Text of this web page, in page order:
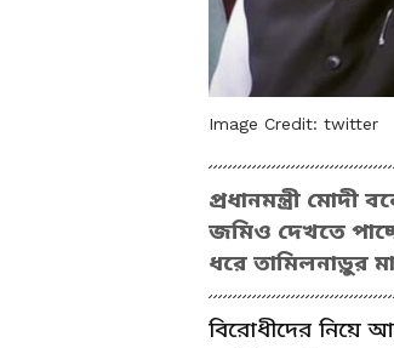
Image Credit: twitter
প্রধানমন্ত্রী মোদী
জমিও দেখতে
ধরে তামিলনাড়ুর
বিরোধীদের নিয়ে